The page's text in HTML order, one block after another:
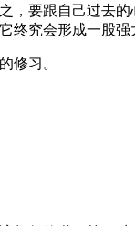
要跟自己过去
究会形成一股强
修习。